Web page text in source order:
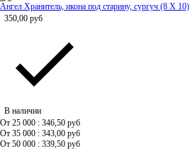
Ангел Хранитель, икона под старину, сургуч (8 Х 10)
350,00 руб
В наличии
От 25 000 : 346,50 руб
От 35 000 : 343,00 руб
От 50 000 : 339,50 руб